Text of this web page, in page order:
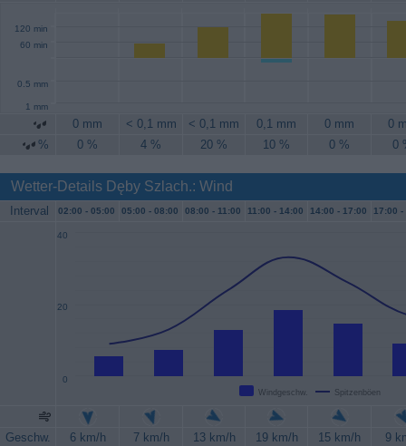
60 min
120 min
0.5 mm
1 mm
0 mm < 0,1 mm < 0,1 mm 0,1 mm 0 mm
0
%
0 % 4 % 20 % 10 % 0 % 0
Wetter-Details Dęby Szlach.: Wind
Interval 02:00 - 05:00 05:00 - 08:00 08:00 - 11:00 11:00 - 14:00 14:00 - 17:00 17:00 -
Windgeschw. Spitzenböen
0
20
40
Geschw. 6 km/h 7 km/h 13 km/h 19 km/h 15 km/h
9